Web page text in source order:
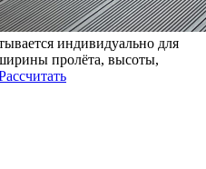
индивидуально для
пролёта, высоты,